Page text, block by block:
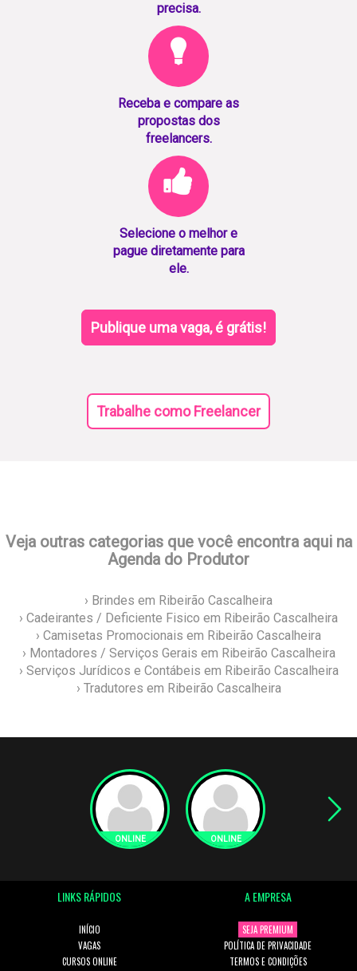
precisa.
Receba e compare as
propostas dos
freelancers.
Selecione o melhor e
pague diretamente para
ele.
Publique uma vaga, é grátis!
Trabalhe como Freelancer
Veja outras categorias que você encontra aqui na
Agenda do Produtor
› Brindes em Ribeirão Cascalheira
› Cadeirantes / Deficiente Fisico em Ribeirão Cascalheira
› Camisetas Promocionais em Ribeirão Cascalheira
› Montadores / Serviços Gerais em Ribeirão Cascalheira
› Serviços Jurídicos e Contábeis em Ribeirão Cascalheira
› Tradutores em Ribeirão Cascalheira
LINKS RÁPIDOS
INÍCIO
VAGAS
CURSOS ONLINE
A EMPRESA
SEJA PREMIUM
POLÍTICA DE PRIVACIDADE
TERMOS E CONDIÇÕES